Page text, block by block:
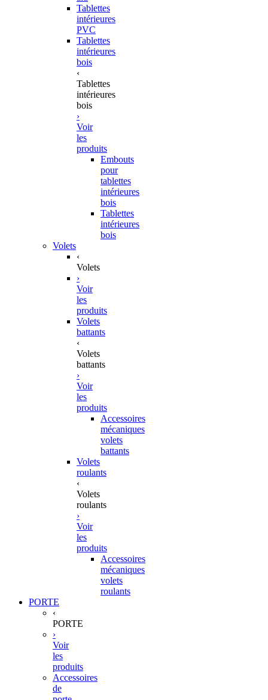
Tablettes
intérieures
PVC
Tablettes
intérieures
bois
‹
Tablettes
intérieures
bois
›
Voir
les
produits
Embouts
pour
tablettes
intérieures
bois
Tablettes
intérieures
bois
Volets
‹
Volets
›
Voir
les
produits
Volets
battants
‹
Volets
battants
›
Voir
les
produits
Accessoires
mécaniques
volets
battants
Volets
roulants
‹
Volets
roulants
›
Voir
les
produits
Accessoires
mécaniques
volets
roulants
PORTE
‹
PORTE
›
Voir
les
produits
Accessoires
de